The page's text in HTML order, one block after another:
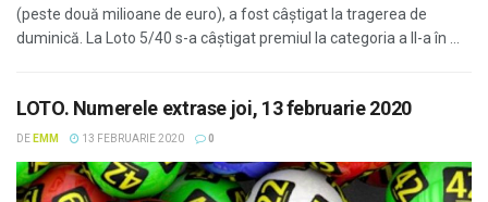
(peste două milioane de euro), a fost câştigat la tragerea de
duminică. La Loto 5/40 s-a câștigat premiul la categoria a II-a în ...
LOTO. Numerele extrase joi, 13 februarie 2020
DE EMM 13 FEBRUARIE 2020 0